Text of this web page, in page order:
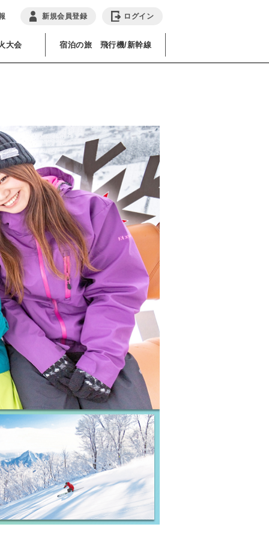
新規会員登録 ログイン
大会 宿泊の旅 飛行機/新幹線